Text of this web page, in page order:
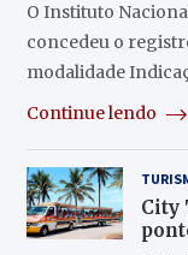
O Instituto
concedeu o
modalidade
Continue lendo
City